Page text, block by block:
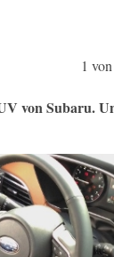
1
von Subaru.